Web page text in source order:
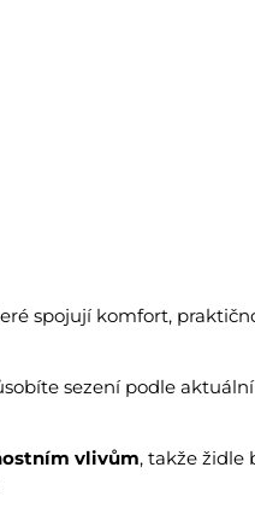
spojují komfort,
sezení podle
vlivům, takže židle